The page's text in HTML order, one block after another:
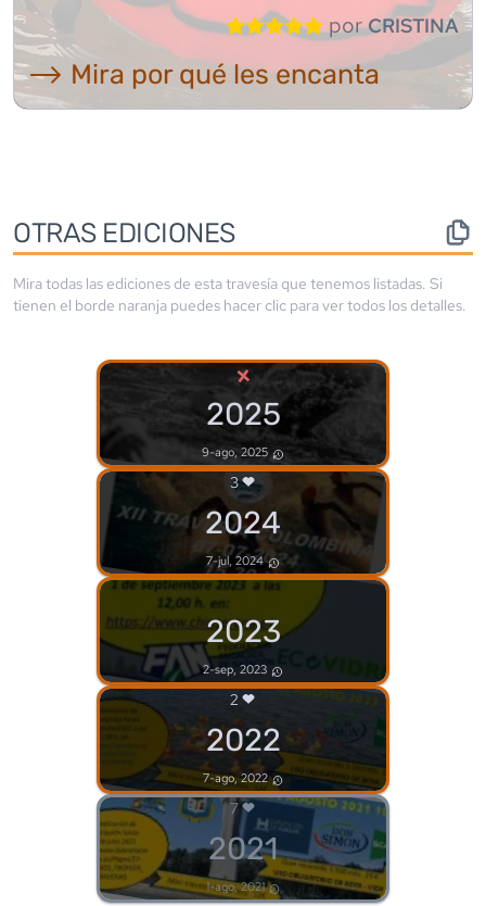
porCRISTINA
⟶ Mira por qué les encanta
OTRAS EDICIONES
Mira todas las ediciones de esta travesía que tenemos listadas. Si
tienen el borde naranja puedes hacer clic para ver todos los detalles.
×
2025
9-ago, 2025
3
2024
7-jul, 2024
2023
2-sep, 2023
2
2022
7-ago, 2022
7
2021
1-ago, 2021